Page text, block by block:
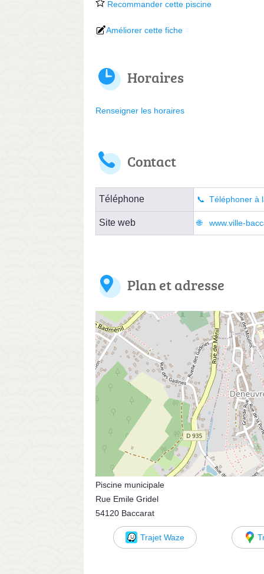
Recommander cette piscine
Améliorer cette fiche
Horaires
Renseigner les horaires
Contact
Téléphone Téléphoner à
Site web www.ville-
Plan et adresse
Piscine municipale
Rue Emile Gridel
54120 Baccarat
Trajet Waze